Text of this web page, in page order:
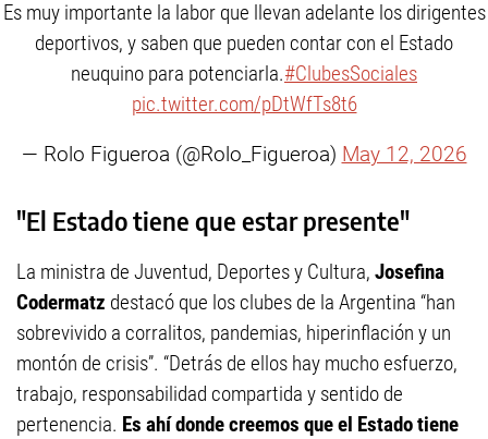
Es muy importante la labor que llevan adelante los dirigentes
deportivos, y saben que pueden contar con el Estado
neuquino para potenciarla.#ClubesSociales
pic.twitter.com/pDtWfTs8t6
— Rolo Figueroa (@Rolo_Figueroa) May 12, 2026
"El Estado tiene que estar presente"
La ministra de Juventud, Deportes y Cultura, Josefina
Codermatz destacó que los clubes de la Argentina “han
sobrevivido a corralitos, pandemias, hiperinflación y un
montón de crisis”. “Detrás de ellos hay mucho esfuerzo,
trabajo, responsabilidad compartida y sentido de
pertenencia. Es ahí donde creemos que el Estado tiene